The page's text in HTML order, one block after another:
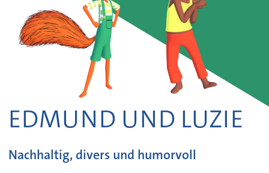
EDMUND UND LUZIE
Nachhaltig, divers und humorvoll